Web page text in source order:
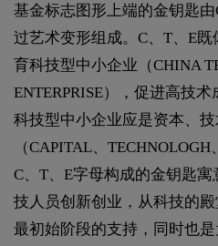
基金标志图形上端的金钥匙
过艺术变形组成。C、T、E
育科技型中小企业（CHINA
ENTERPRISE），促进高技
科技型中小企业应是资本、
（CAPITAL、
C、T、E字母构成的金钥匙
技人员创新创业，从科技的
最初始阶段的支持，同时也